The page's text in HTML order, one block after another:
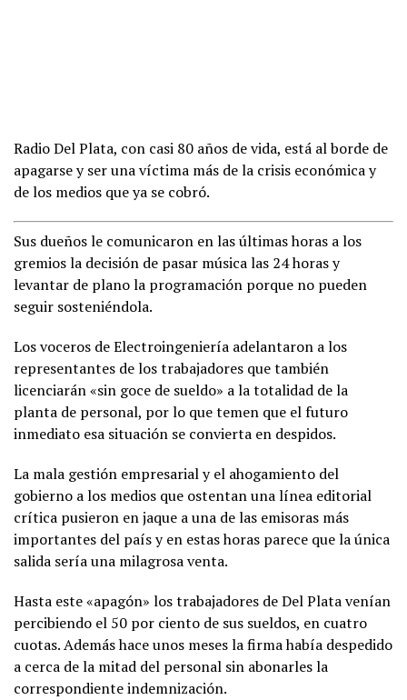
Radio Del Plata, con casi 80 años de vida, está al borde de
apagarse y ser una víctima más de la crisis económica y
de los medios que ya se cobró.
Sus dueños le comunicaron en las últimas horas a los
gremios la decisión de pasar música las 24 horas y
levantar de plano la programación porque no pueden
seguir sosteniéndola.
Los voceros de Electroingeniería adelantaron a los
representantes de los trabajadores que también
licenciarán «sin goce de sueldo» a la totalidad de la
planta de personal, por lo que temen que el futuro
inmediato esa situación se convierta en despidos.
La mala gestión empresarial y el ahogamiento del
gobierno a los medios que ostentan una línea editorial
crítica pusieron en jaque a una de las emisoras más
importantes del país y en estas horas parece que la única
salida sería una milagrosa venta.
Hasta este «apagón» los trabajadores de Del Plata venían
percibiendo el 50 por ciento de sus sueldos, en cuatro
cuotas. Además hace unos meses la firma había despedido
a cerca de la mitad del personal sin abonarles la
correspondiente indemnización.